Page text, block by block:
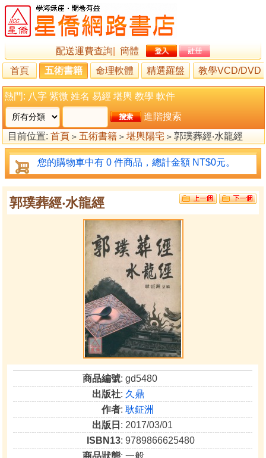
配送運費查詢
簡體
首頁
五術書籍 命理軟體 精選羅盤 教學VCD/DVD
熱門: 八字 紫微 姓名 易經 堪輿 教學 軟件
進階搜索
目前位置: 首頁 > 五術書籍 > 堪輿陽宅 > 郭璞葬經‧水龍經
您的購物車中有 0 件商品，總計金額 NT$0元。
郭璞葬經‧水龍經
商品編號: gd5480
出版社: 久鼎
作者:耿鉦洲
出版日 : 2017/03/01
ISBN13: 9789866625480
商品狀態: 一般